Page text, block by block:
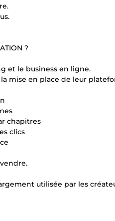
?
et le business en ligne.
mise en place de leur
chapitres
clics
utilisée par les